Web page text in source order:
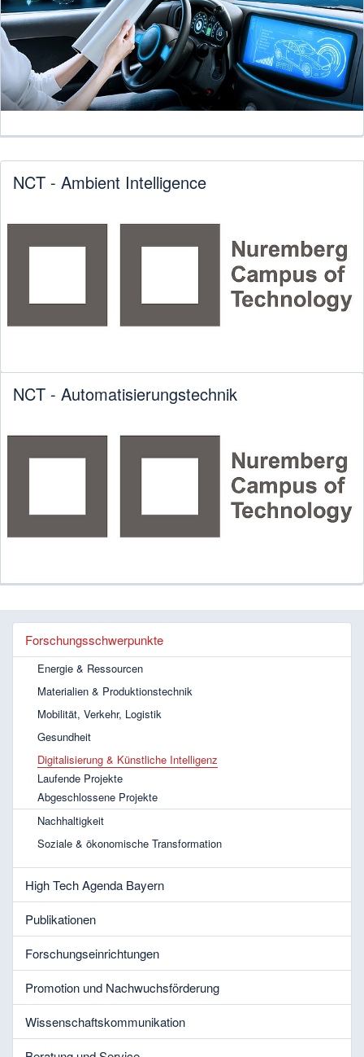
NCT - Ambient Intelligence
NCT - Automatisierungstechnik
Forschungsschwerpunkte
Energie & Ressourcen
Materialien & Produktionstechnik
Mobilität, Verkehr, Logistik
Gesundheit
Digitalisierung & Künstliche Intelligenz
Laufende Projekte
Abgeschlossene Projekte
Nachhaltigkeit
Soziale & ökonomische Transformation
High Tech Agenda Bayern
Publikationen
Forschungseinrichtungen
Promotion und Nachwuchsförderung
Wissenschaftskommunikation